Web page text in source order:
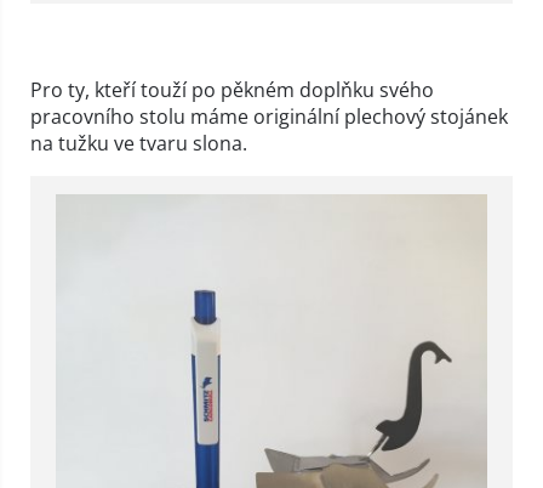
Pro ty, kteří touží po pěkném doplňku svého
pracovního stolu máme originální plechový stojánek
na tužku ve tvaru slona.